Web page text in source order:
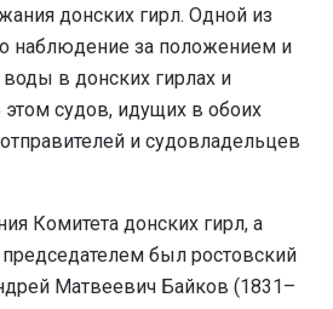
донских гирл. Одной из
наблюдение за положением и
в донских гирлах и
судов, идущих в обоих
и судовладельцев
Комитета донских гирл, а
был ростовский
Матвеевич Байков (1831–